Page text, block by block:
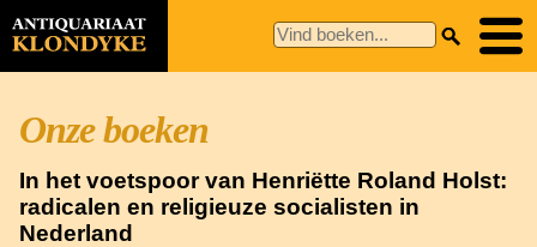
Onze boeken
In het voetspoor van Henriëtte Roland Holst:
radicalen en religieuze socialisten in
Nederland